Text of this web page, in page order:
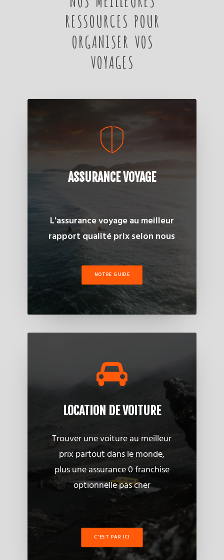
RESSOURCES POUR
ORGANISER VOS
VOYAGES
ASSURANCE VOYAGE
L'assurance voyage au meilleur
rapport qualité prix selon nous
NOTRE GUIDE
LOCATION DE VOITURE
Trouver une voiture au meilleur
prix partout dans le monde,
plus une assurance 0 franchise
optionnelle pas cher
C'EST PAR ICI